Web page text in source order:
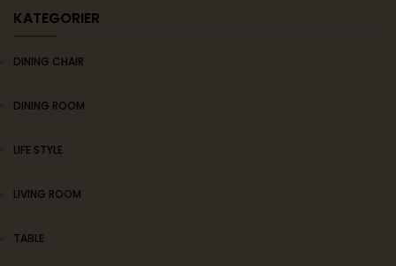
KATEGORIER
DINING CHAIR
DINING ROOM
LIFE STYLE
LIVING ROOM
TABLE